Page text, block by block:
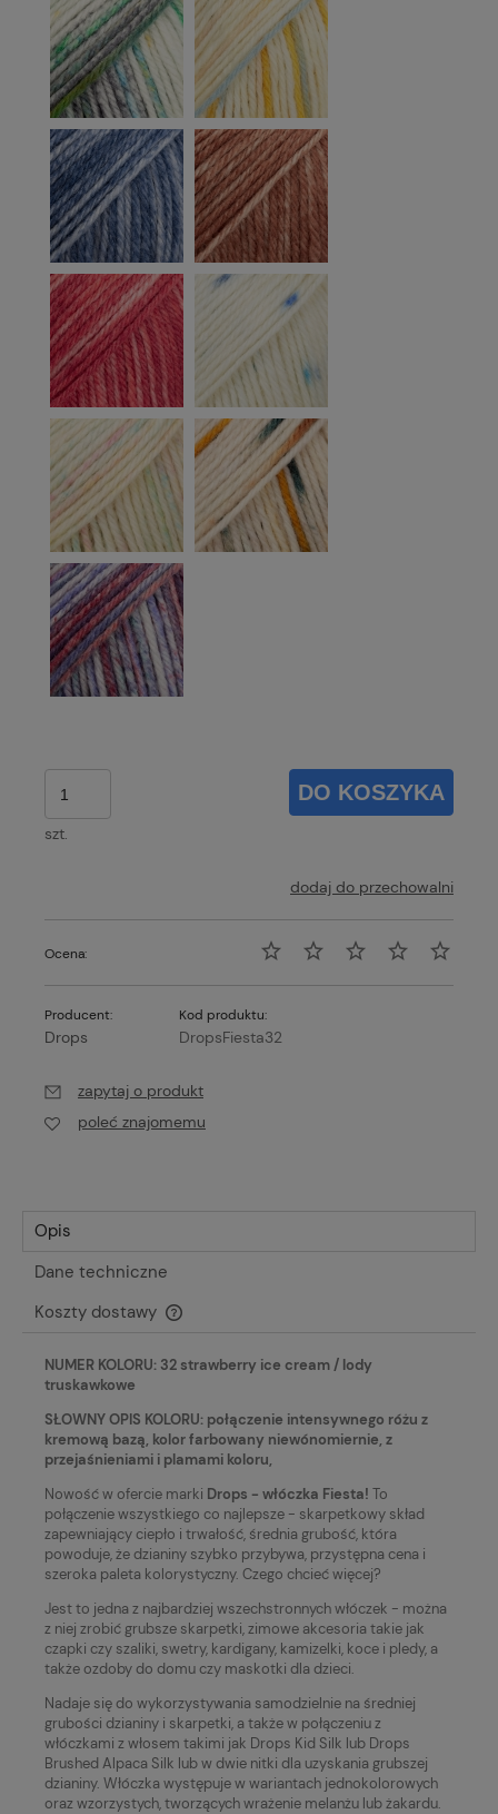
szt.
DO KOSZYKA
dodaj do przechowalni
Ocena:
Producent:
Drops
Kod produktu:
DropsFiesta32
zapytaj o produkt
poleć znajomemu
Opis
Dane techniczne
Koszty dostawy
Cena nie zawiera ewentualnych kosztów płatności
NUMER KOLORU: 32 strawberry ice cream / lody
truskawkowe
SŁOWNY OPIS KOLORU: połączenie intensywnego różu z
kremową bazą, kolor farbowany niewónomiernie, z
przejaśnieniami i plamami koloru,
Nowość w ofercie marki Drops - włóczka Fiesta! To
połączenie wszystkiego co najlepsze - skarpetkowy skład
zapewniający ciepło i trwałość, średnia grubość, która
powoduje, że dzianiny szybko przybywa, przystępna cena i
szeroka paleta kolorystyczny. Czego chcieć więcej?
Jest to jedna z najbardziej wszechstronnych włóczek - można
z niej zrobić grubsze skarpetki, zimowe akcesoria takie jak
czapki czy szaliki, swetry, kardigany, kamizelki, koce i pledy, a
także ozdoby do domu czy maskotki dla dzieci.
Nadaje się do wykorzystywania samodzielnie na średniej
grubości dzianiny i skarpetki, a także w połączeniu z
włóczkami z włosem takimi jak Drops Kid Silk lub Drops
Brushed Alpaca Silk lub w dwie nitki dla uzyskania grubszej
dzianiny. Włóczka występuje w wariantach jednokolorowych
oraz wzorzystych, tworzących wrażenie melanżu lub żakardu.